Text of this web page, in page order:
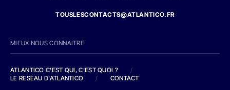
TOUSLESCONTACTS@ATLANTICO.FR
MIEUX NOUS CONNAITRE
ATLANTICO C'EST QUI, C'EST QUOI ?
/
LE RESEAU D'ATLANTICO
/ CONTACT